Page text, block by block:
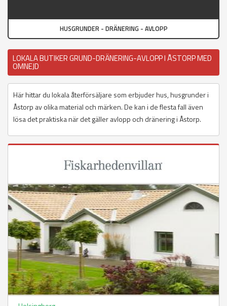
HUSGRUNDER - DRÄNERING - AVLOPP
LOKALA BUTIKER GRUND-DRÄNERING-AVLOPP I ÅSTORP MED
OMNEJD
Här hittar du lokala återförsäljare som erbjuder hus, husgrunder i
Åstorp av olika material och märken. De kan i de flesta fall även
lösa det praktiska när det gäller avlopp och dränering i Åstorp.